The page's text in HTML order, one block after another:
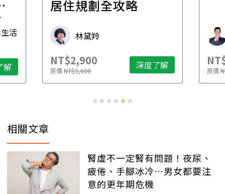
活
解
居住規劃全攻略
林黛羚
NT$2,900
原價NT$5,600 深度了解 原價
相關文章
腎虛不一定腎有問題！夜尿、
疲倦、手腳冰冷…男女都要注
意的更年期危機